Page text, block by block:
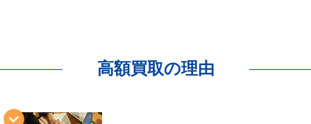
高額買取の理由